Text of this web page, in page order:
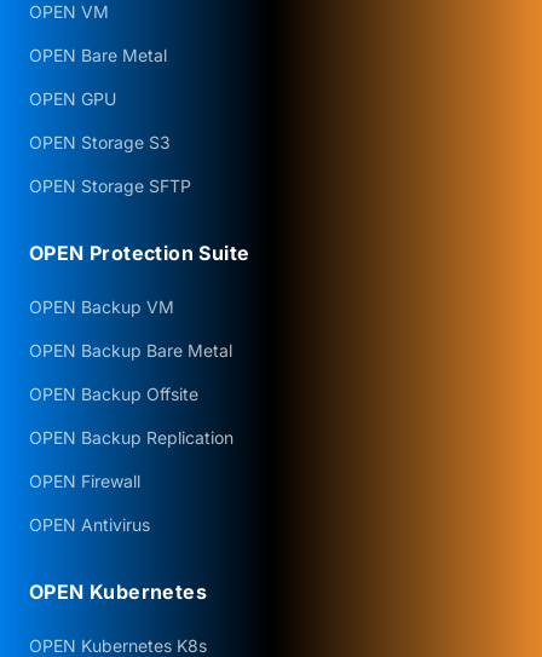
OPEN VM
OPEN Bare Metal
OPEN GPU
OPEN Storage S3
OPEN Storage SFTP
OPEN Protection Suite
OPEN Backup VM
OPEN Backup Bare Metal
OPEN Backup Offsite
OPEN Backup Replication
OPEN Firewall
OPEN Antivirus
OPEN Kubernetes
OPEN Kubernetes K8s